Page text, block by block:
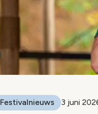
Festivalnieuws 3 juni